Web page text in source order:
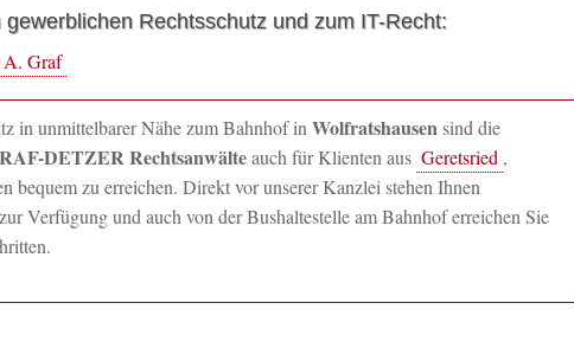
Rechtsschutz und zum IT-Recht:
A. Graf
in unmittelbarer Nähe zum Bahnhof in Wolfratshausensind die
DETZER Rechtsanwälteauch für Klienten aus Geretsried ,
bequem zu erreichen. Direkt vor unserer Kanzlei stehen Ihnen
Verfügung und auch von der Bushaltestelle am Bahnhof erreichen Sie